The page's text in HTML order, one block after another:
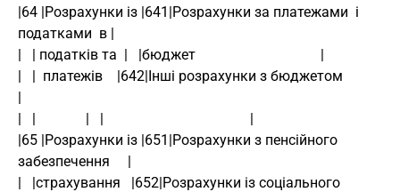
|64 |Розрахунки із |641|Розрахунки за платежами  і
податками  в |
|   | податків та  |   |бюджет                                   |
|   |  платежів    |642|Інші розрахунки з бюджетом
|
|   |              |   |                                         |
|65 |Розрахунки із |651|Розрахунки з пенсійного
забезпечення     |
|   |страхування   |652|Розрахунки із соціального